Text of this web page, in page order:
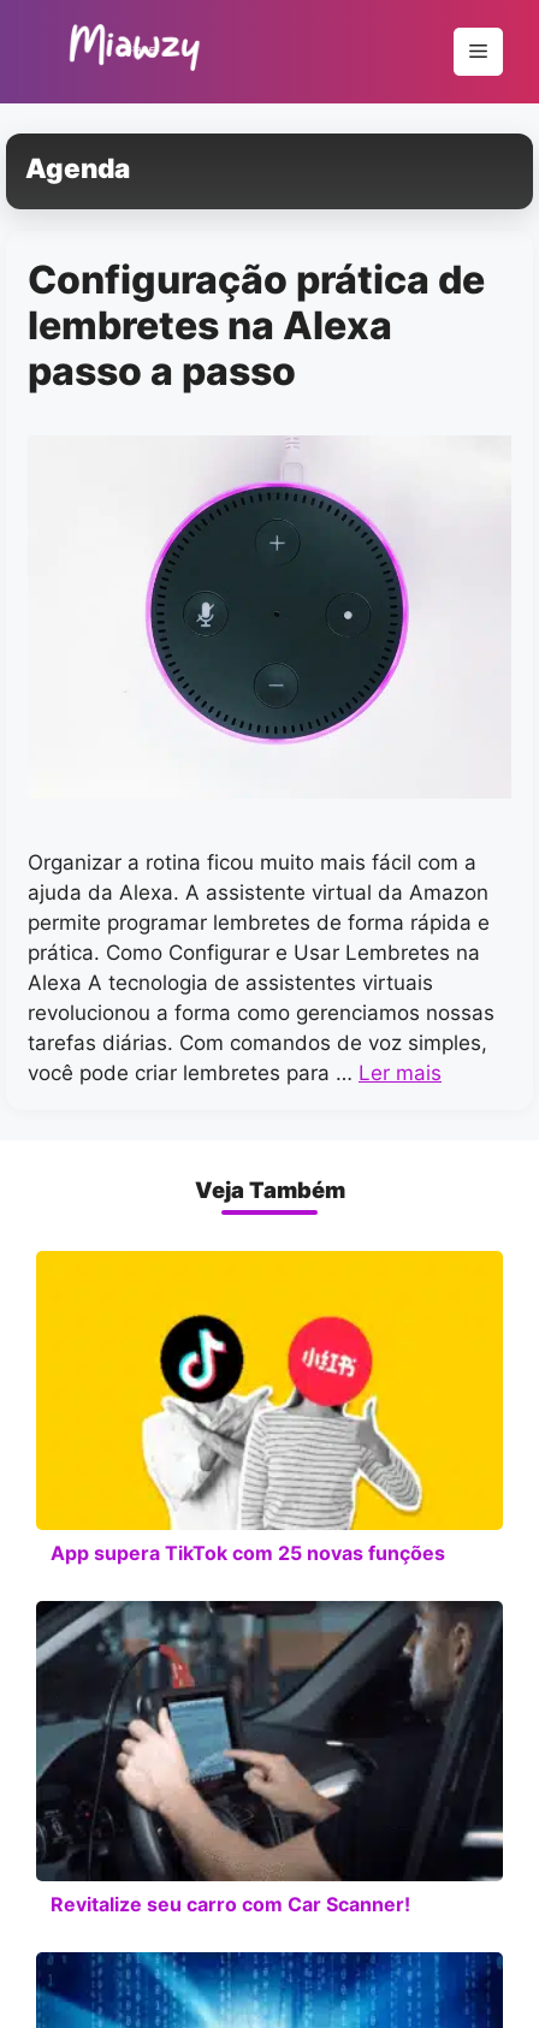
conteúdo
Menu
Agenda
Configuração prática de
lembretes na Alexa
passo a passo
Organizar a rotina ficou muito mais fácil com a
ajuda da Alexa. A assistente virtual da Amazon
permite programar lembretes de forma rápida e
prática. Como Configurar e Usar Lembretes na
Alexa A tecnologia de assistentes virtuais
revolucionou a forma como gerenciamos nossas
tarefas diárias. Com comandos de voz simples,
você pode criar lembretes para … Ler mais
Veja Também
App supera TikTok com 25 novas funções
Revitalize seu carro com Car Scanner!